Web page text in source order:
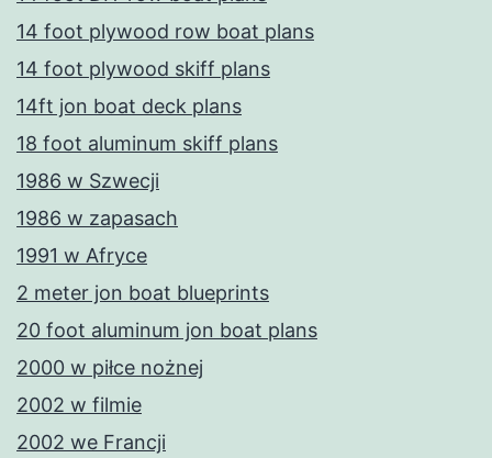
14 foot plywood row boat plans
14 foot plywood skiff plans
14ft jon boat deck plans
18 foot aluminum skiff plans
1986 w Szwecji
1986 w zapasach
1991 w Afryce
2 meter jon boat blueprints
20 foot aluminum jon boat plans
2000 w piłce nożnej
2002 w filmie
2002 we Francji